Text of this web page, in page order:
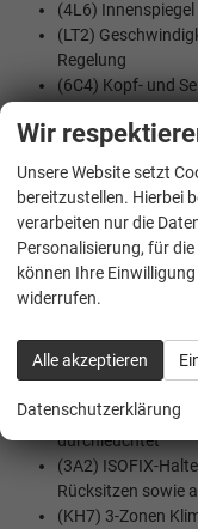
(4L6)
(LT2)
Regelung
(6C4) Kopf- und
(8J5)
(NZ4) Notruf Service
(8A5)
(7L6) Start-Stopp
(8N6) Regensensor
(6XT)
beheizbar, auf
Instrumententafel
durchleuchtet
(3A2) ISOFIX-
Rücksitzen sowie
(KH7) 3-Zonen
Wir
Unsere Website setzt
bereitzustellen. Hierbei
verarbeiten nur die
Personalisierung, für
können Ihre
widerrufen.
Alle akzeptieren
Datenschutzerklärung